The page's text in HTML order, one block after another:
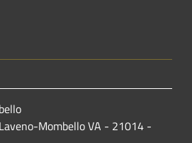
Mombello VA - 21014 -